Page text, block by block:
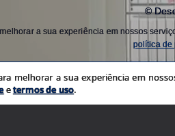
©
a sua experiência em nossos
política de
melhorar a sua experiência em
etermos de uso.